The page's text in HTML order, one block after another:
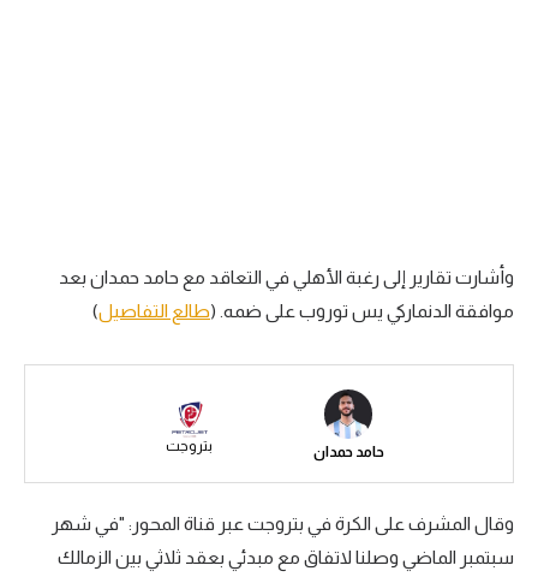
سعودي في الجول
الدوري الإنجليزي
رياضات أخرى
أمم إفريقيا
وأشارت تقارير إلى رغبة الأهلي في التعاقد مع حامد حمدان بعد
موافقة الدنماركي يس توروب على ضمه. (طالع التفاصيل)
حامد حمدان بتروجت
وقال المشرف على الكرة في بتروجت عبر قناة المحور: "في شهر
سبتمبر الماضي وصلنا لاتفاق مع مبدئي بعقد ثلاثي بين الزمالك